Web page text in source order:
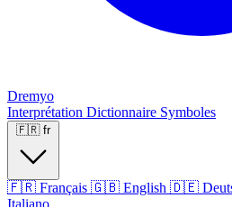
Dremyo
Interprétation Dictionnaire Symboles
🇫🇷 fr
🇫🇷 Français 🇬🇧 English 🇩🇪
Italiano